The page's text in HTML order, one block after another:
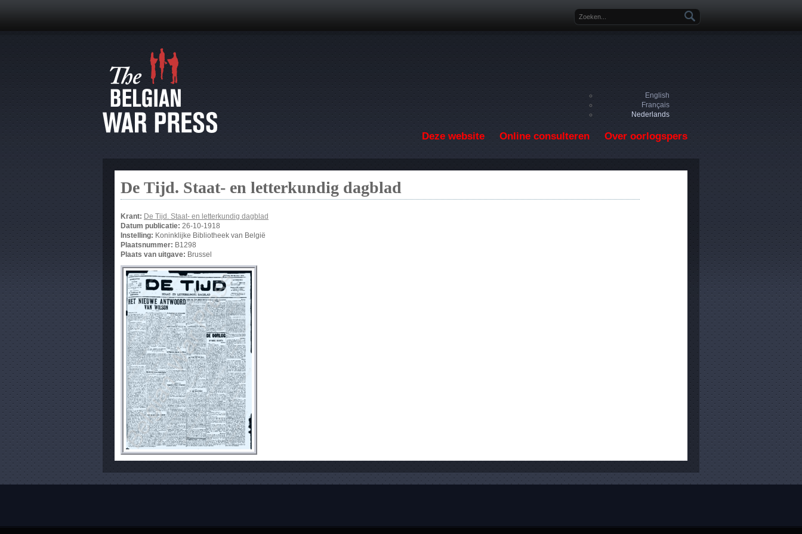
Zoekveld
English
Français
Nederlands
Deze website Online consulteren Over oorlogspers
De Tijd. Staat- en letterkundig dagblad
Krant: De Tijd. Staat- en letterkundig dagblad
Datum publicatie: 26-10-1918
Instelling: Koninklijke Bibliotheek van België
Plaatsnummer: B1298
Plaats van uitgave: Brussel